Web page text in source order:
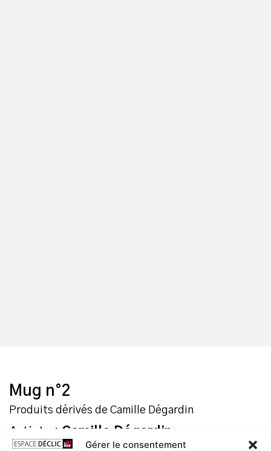
Gérer le consentement
Mug n°2
Produits dérivés de Camille Dégardin
Artiste : Camille Dégardin